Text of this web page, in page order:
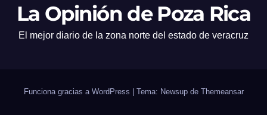
La Opinión de Poza Rica
El mejor diario de la zona norte del estado de veracruz
Funciona gracias a WordPress Tema: Newsup de Themeansar